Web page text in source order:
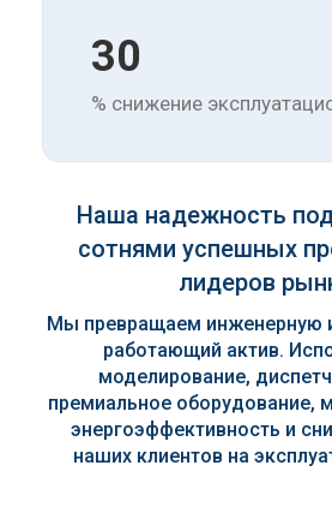
30
% снижение
Наша надежность
сотнями успешных
лидеров
Мы превращаем инженерную
работающий актив.
моделирование,
премиальное оборудование,
энергоэффективность и
наших клиентов на